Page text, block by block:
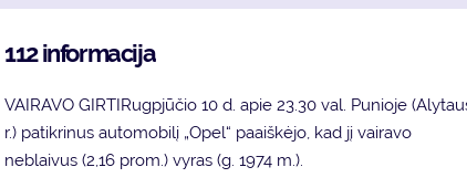
112 informacija
VAIRAVO GIRTIRugpjūčio 10 d. apie 23.30 val. Punioje
r.) patikrinus automobilį „Opel“ paaiškėjo, kad jį vairavo
neblaivus (2,16 prom.) vyras (g. 1974 m.).